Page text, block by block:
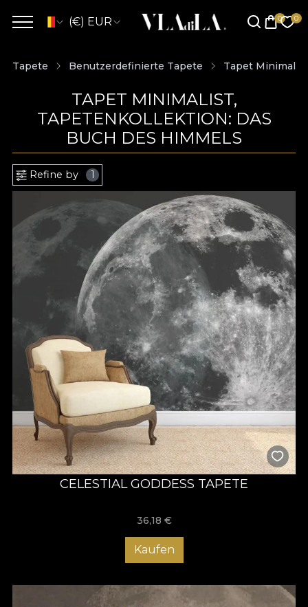
(€) EUR
Tapete Benutzerdefinierte Tapete Tapet Minimalist
TAPET MINIMALIST,
TAPETENKOLLEKTION: DAS
BUCH DES HIMMELS
Refine by 1
CELESTIAL GODDESS TAPETE
36,18 €
Kaufen